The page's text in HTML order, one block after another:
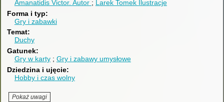
Amanatidis Victor. Autor Larek Tomek
Ilustracje
Forma i typ
Gry i zabawki
Temat
Duchy
Gatunek
Gry w karty
Gry i zabawy umysłowe
Dziedzina i ujęcie
Hobby i czas wolny
Pokaż uwagi